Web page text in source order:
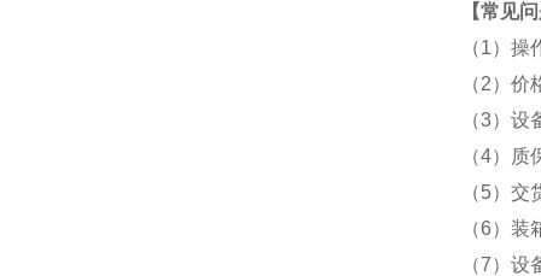
【常见
（1）
（2）
（3）
（4）质
（5）
（6）装
（7）